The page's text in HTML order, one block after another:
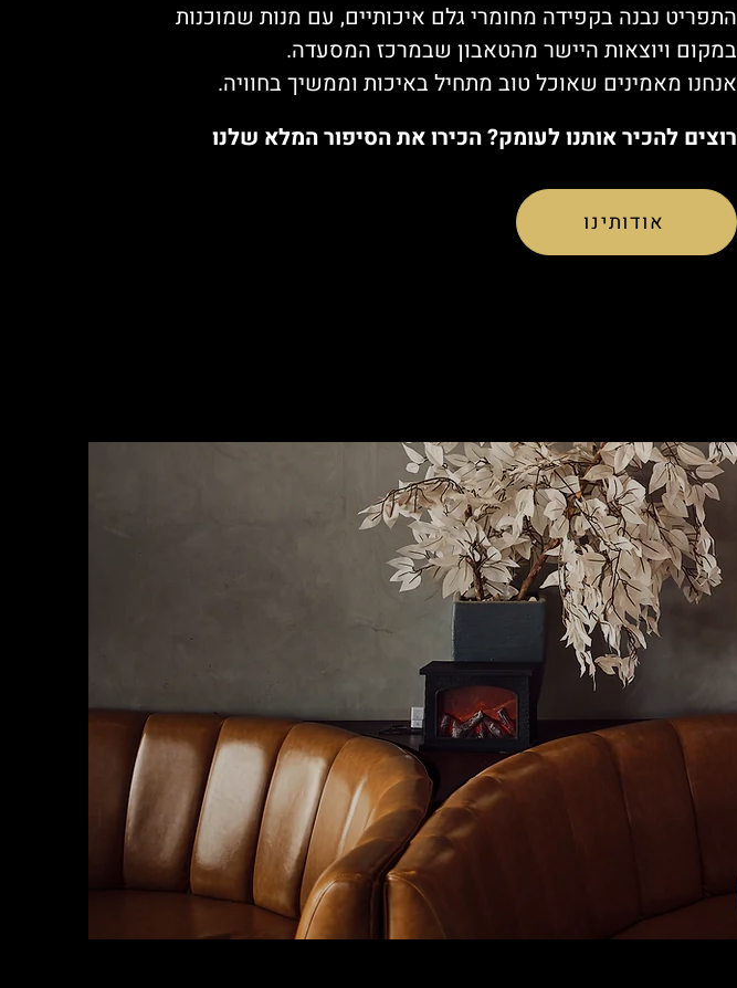
התפריט נבנה בקפידה מחומרי גלם איכותיים, עם מנות שמוכנות
במקום ויוצאות היישר מהטאבון שבמרכז המסעדה.
אנחנו מאמינים שאוכל טוב מתחיל באיכות וממשיך בחוויה.
רוצים להכיר אותנו לעומק? הכירו את הסיפור המלא שלנו
אודותינו